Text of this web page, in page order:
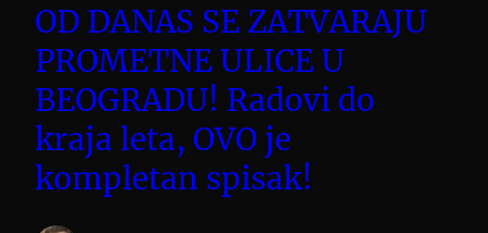
OD DANAS SE ZATVARAJU
PROMETNE ULICE U
BEOGRADU! Radovi do
kraja leta, OVO je
kompletan spisak!